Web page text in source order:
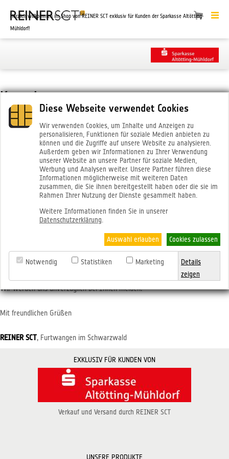
Diese Webseite verwendet Cookies
Wir verwenden Cookies, um Inhalte und Anzeigen zu
personalisieren, Funktionen für soziale Medien anbieten zu
können und die Zugriffe auf unsere Website zu analysieren.
Außerdem geben wir Informationen zu Ihrer Verwendung
unserer Website an unsere Partner für soziale Medien,
Werbung und Analysen weiter. Unsere Partner führen diese
Informationen möglicherweise mit weiteren Daten
zusammen, die Sie ihnen bereitgestellt haben oder die sie im
Rahmen Ihrer Nutzung der Dienste gesammelt haben.
Weitere Informationen finden Sie in unserer
Datenschutzerklärung
Auswahl erlauben Cookies zulassen
Notwendig Statistiken Marketing
Details
zeigen
Herzlich willkommen im Shop von REINER SCT exklusiv für Kunden der Sparkasse Altötting-
Mühldorf!
Kontakt
Sehr geehrte Kundin,
sehr geehrter Kunde,
für Ihren Besuch in unserem Shop bedanken wir uns ganz herzlich bei Ihnen!
Falls Sie weitergehende Fragen zu den Produkten bzw. zu Ihrer bereits
getätigten Bestellung haben, stehen wir Ihnen gerne zur Verfügung. Sie
oder schreiben Sie eine E-Mail an unseren Service.
Wir werden uns unverzüglich bei Ihnen melden.
Mit freundlichen Grüßen
REINER SCT, Furtwangen im Schwarzwald
EXKLUSIV FÜR KUNDEN VON
Verkauf und Versand durch REINER SCT
UNSERE PRODUKTE